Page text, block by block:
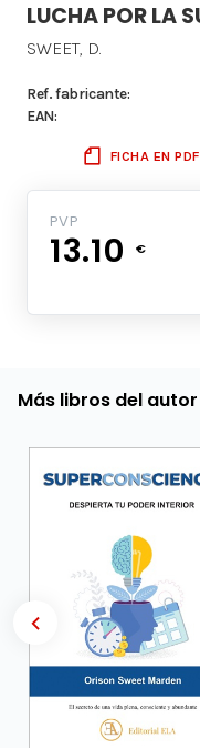
LUCHA POR LA
SWEET, D.
Ref. fabricante:
EAN:
FICHA EN PDF
PVP
13.10 €
Más libros del autor